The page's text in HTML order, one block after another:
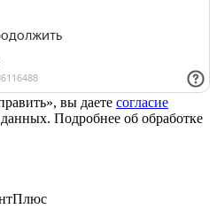
вы даете согласие
Подробнее об обработке